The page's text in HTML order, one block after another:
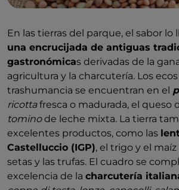
En las tierras del parque, el sabor lo
una encrucijada de antiguas
gastronómicas derivadas de la
agricultura y la charcutería. Los
trashumancia se encuentran en el
ricottafresca o madurada, el queso
tominode leche mixta. La tierra
excelentes productos, como las
Castelluccio (IGP), el trigo y el maíz
setas y las trufas. El cuadro se
excelencia de la charcutería